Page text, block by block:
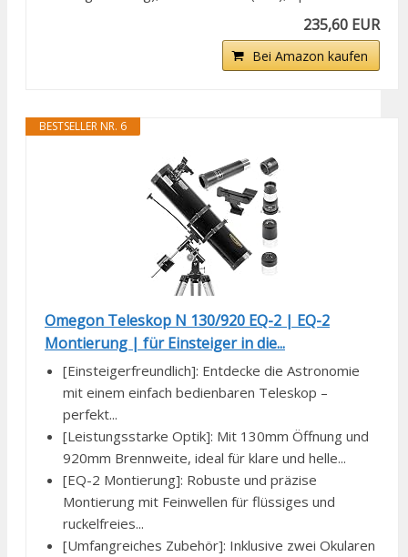
235,60 EUR
Bei Amazon kaufen
BESTSELLER NR. 6
Omegon Teleskop N 130/920 EQ-2 | EQ-2
Montierung | für Einsteiger in die...
[Einsteigerfreundlich]: Entdecke die Astronomie
mit einem einfach bedienbaren Teleskop –
perfekt...
[Leistungsstarke Optik]: Mit 130mm Öffnung und
920mm Brennweite, ideal für klare und helle...
[EQ-2 Montierung]: Robuste und präzise
Montierung mit Feinwellen für flüssiges und
ruckelfreies...
[Umfangreiches Zubehör]: Inklusive zwei Okularen